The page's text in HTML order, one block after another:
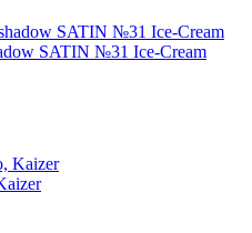
SATIN №31 Ice-Cream